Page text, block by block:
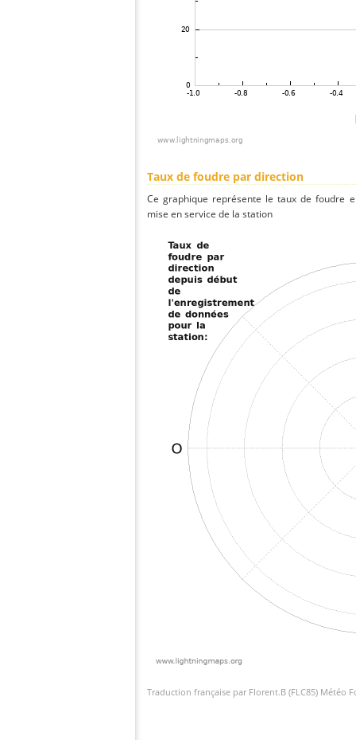
Taux de foudre par direction
Ce graphique représente le taux de foudre
mise en service de la station
Traduction française par Florent.B (FLC85) Météo